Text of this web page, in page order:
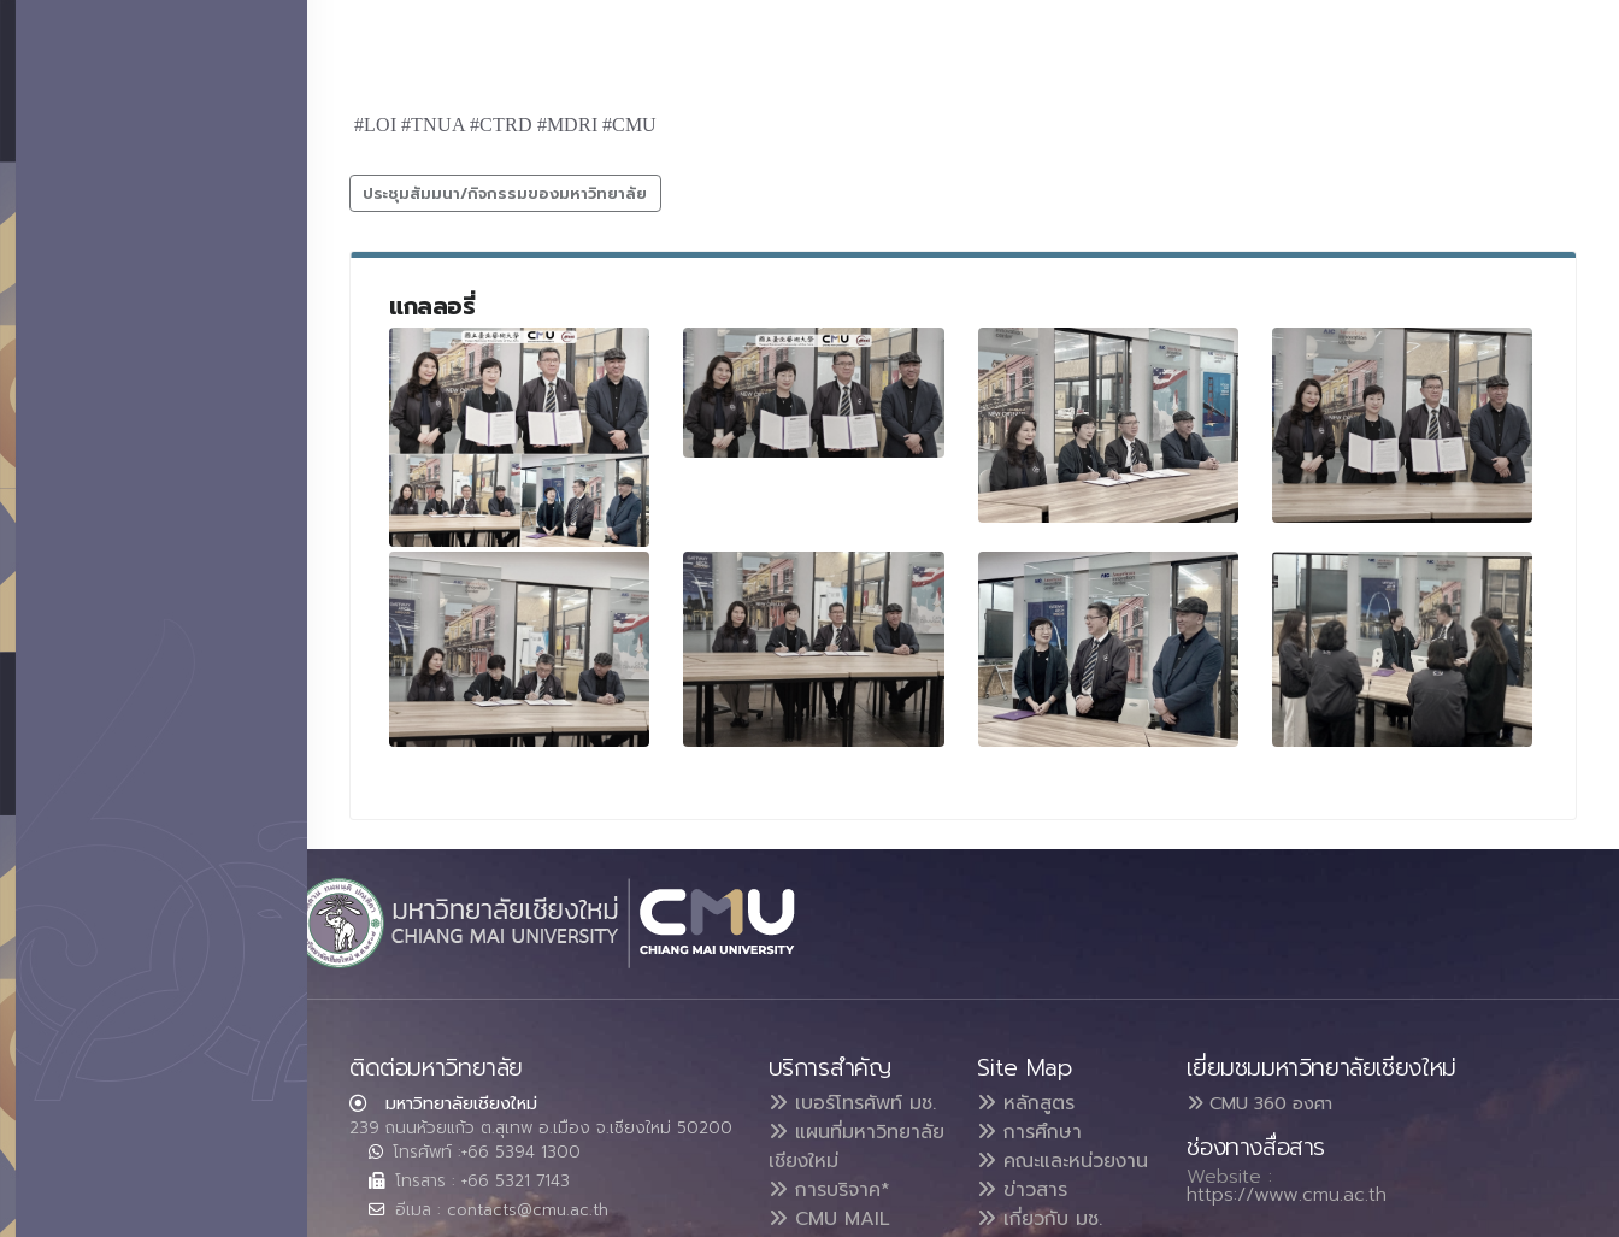
#LOI #TNUA #CTRD #MDRI #CMU
ประชุมสัมมนา/กิจกรรมของมหาวิทยาลัย
แกลลอรี่
ติดต่อมหาวิทยาลัย
มหาวิทยาลัยเชียงใหม่
239 ถนนห้วยแก้ว ต.สุเทพ อ.เมือง จ.เชียงใหม่ 50200
โทรศัพท์ :+66 5394 1300
โทรสาร : +66 5321 7143
อีเมล : contacts@cmu.ac.th
บริการสำคัญ
เบอร์โทรศัพท์ มช.
แผนที่มหาวิทยาลัย
เชียงใหม่
การบริจาค*
CMU MAIL
Site Map
หลักสูตร
การศึกษา
คณะและหน่วยงาน
ข่าวสาร
เกี่ยวกับ มช.
เยี่ยมชมมหาวิทยาลัยเชียงใหม่
CMU 360 องศา
ช่องทางสื่อสาร
Website :
https://www.cmu.ac.th